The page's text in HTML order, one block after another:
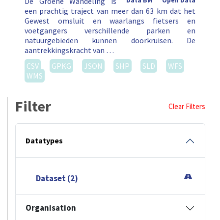
een prachtig traject van meer dan 63 km dat het
Gewest omsluit en waarlangs fietsers en
voetgangers verschillende parken en
natuurgebieden kunnen doorkruisen. De
aantrekkingskracht van …
CSV
GPKG JSON SHP SLD
WFS
WMS
Filter Clear Filters
Datatypes
Dataset (2)
Organisation